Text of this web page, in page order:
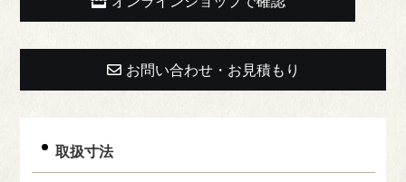
お問い合わせ・お見積もり
取扱寸法